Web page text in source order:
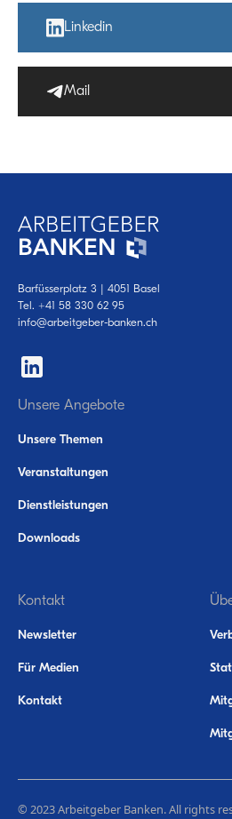
Linkedin
Mail
Barfüsserplatz 3 | 4051 Basel
Tel. +41 58 330 62 95
info@arbeitgeber-banken.ch
Unsere Angebote
Unsere Themen
Veranstaltungen
Dienstleistungen
Downloads
Kontakt
Newsletter
Für Medien
Kontakt
© 2023 Arbeitgeber Banken. All rights